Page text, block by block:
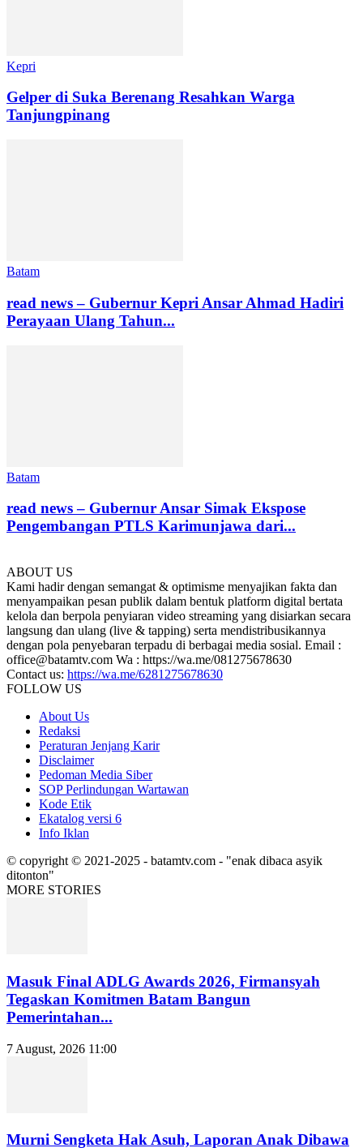
Kepri
Gelper di Suka Berenang Resahkan Warga
Tanjungpinang
Batam
read news – Gubernur Kepri Ansar Ahmad Hadiri
Perayaan Ulang Tahun...
Batam
read news – Gubernur Ansar Simak Ekspose
Pengembangan PTLS Karimunjawa dari...
ABOUT US
Kami hadir dengan semangat & optimisme menyajikan fakta dan
menyampaikan pesan publik dalam bentuk platform digital bertata
kelola dan berpola penyiaran video streaming yang disiarkan secara
langsung dan ulang (live & tapping) serta mendistribusikannya
dengan pola penyebaran terpadu di berbagai media sosial. Email :
office@batamtv.com Wa : https://wa.me/081275678630
Contact us: https://wa.me/6281275678630
FOLLOW US
About Us
Redaksi
Peraturan Jenjang Karir
Disclaimer
Pedoman Media Siber
SOP Perlindungan Wartawan
Kode Etik
Ekatalog versi 6
Info Iklan
© copyright © 2021-2025 - batamtv.com - "enak dibaca asyik
ditonton"
MORE STORIES
Masuk Final ADLG Awards 2026, Firmansyah
Tegaskan Komitmen Batam Bangun
Pemerintahan...
7 August, 2026 11:00
Murni Sengketa Hak Asuh, Laporan Anak Dibawa